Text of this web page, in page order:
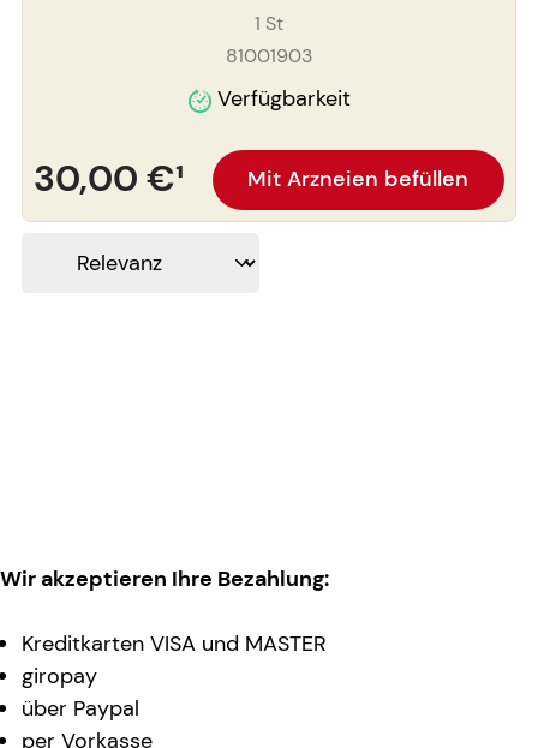
1 St
81001903
Verfügbarkeit
30,00 €¹ Mit Arzneien befüllen
Wir akzeptieren Ihre Bezahlung:
Kreditkarten VISA und MASTER
giropay
über Paypal
per Vorkasse